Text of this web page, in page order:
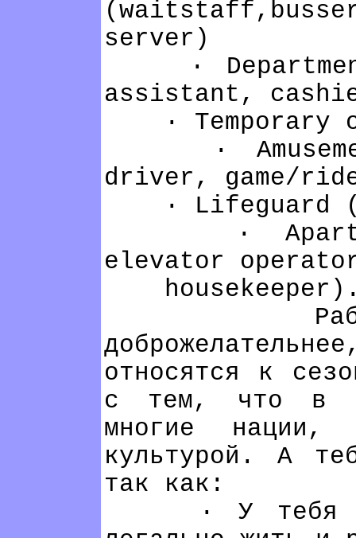
server)
·
assistant,
· Temporary
·
driver, game/
· Lifeguard
·
elevator
относятся к
с тем, что в
многие нации,
культурой. А
так как:
· У тебя